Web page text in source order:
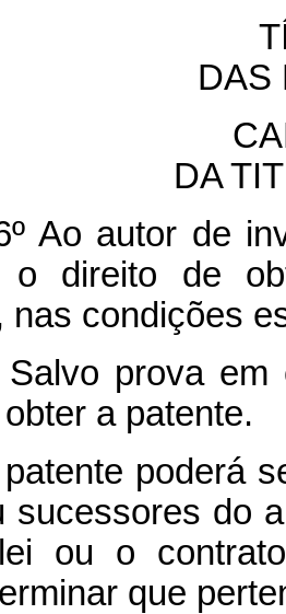
DAS
DA
Ao autor de
o direito de
nas condições
Salvo prova em
a patente.
patente poderá
sucessores do
ou o
que